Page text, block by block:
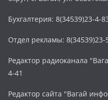
Бухгалтерия: 8(34539)23-4-
Отдел рекламы: 8(34539)23-
Редактор радиоканала
4-41
Редактор сайта "Вагай